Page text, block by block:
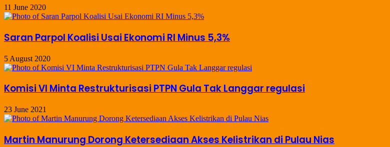
11 June 2020
Saran Parpol Koalisi Usai Ekonomi RI Minus 5,3%
5 August 2020
Komisi VI Minta Restrukturisasi PTPN Gula Tak Langgar regulasi
23 June 2021
Martin Manurung Dorong Ketersediaan Akses Kelistrikan di Pulau Nias